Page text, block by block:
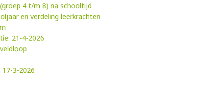
4 t/m 8) na schooltijd
en verdeling leerkrachten
21-4-2026
3-2026